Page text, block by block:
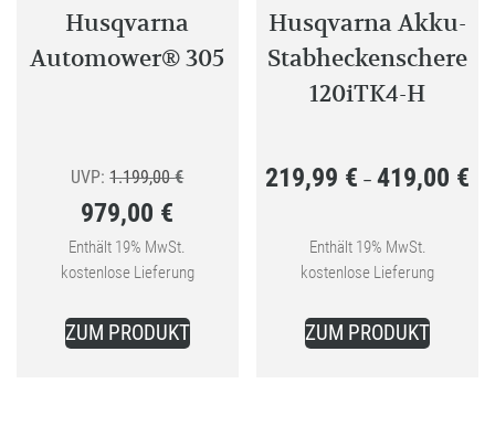
gewählt
Husqvarna
Automower® 305
UVP: 1.199,00€Ursprünglicher
war:
1.199,00 €
979,00 €
Aktueller
Preis
ist:
979,00 €.
Enthält 19% MwSt.
kostenlose Lieferung
ZUM PRODUKT
Husqvarna Akku-
Stabheckenschere
120iTK4-H
219,99 € –419,00 €
Enthält 19% MwSt.
kostenlose Lieferung
ZUM PRODUKTProdukt